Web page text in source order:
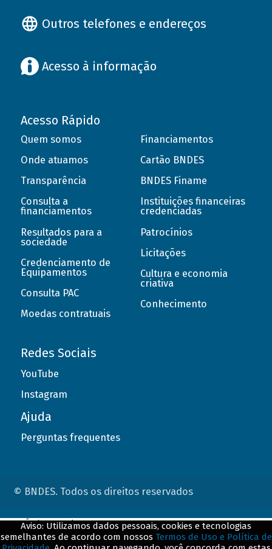
Outros telefones e endereços
Acesso à informação
Acesso Rápido
Quem somos
Onde atuamos
Transparência
Consulta a
financiamentos
Resultados para a
sociedade
Credenciamento de
Equipamentos
Consulta PAC
Moedas contratuais
Financiamentos
Cartão BNDES
BNDES Finame
Instituições financeiras
credenciadas
Patrocínios
Licitações
Cultura e economia
criativa
Conhecimento
Redes Sociais
YouTube
Instagram
Ajuda
Perguntas frequentes
© BNDES. Todos os direitos reservados
Aviso: Utilizamos dados pessoais, cookies e tecnologias
semelhantes de acordo com nossos Termos de Uso e Política de
ConteÃºdo complementar
${title}${badge}